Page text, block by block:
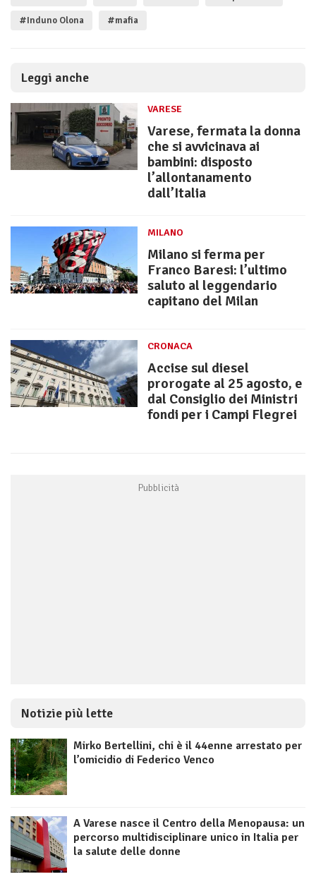
#Induno Olona #mafia
Leggi anche
VARESE
Varese, fermata la donna
che si avvicinava ai
bambini: disposto
l’allontanamento
dall’Italia
MILANO
Milano si ferma per
Franco Baresi: l’ultimo
saluto al leggendario
capitano del Milan
CRONACA
Accise sul diesel
prorogate al 25 agosto, e
dal Consiglio dei Ministri
fondi per i Campi Flegrei
Notizie più lette
Mirko Bertellini, chi è il 44enne arrestato per
l’omicidio di Federico Venco
A Varese nasce il Centro della Menopausa: un
percorso multidisciplinare unico in Italia per
la salute delle donne